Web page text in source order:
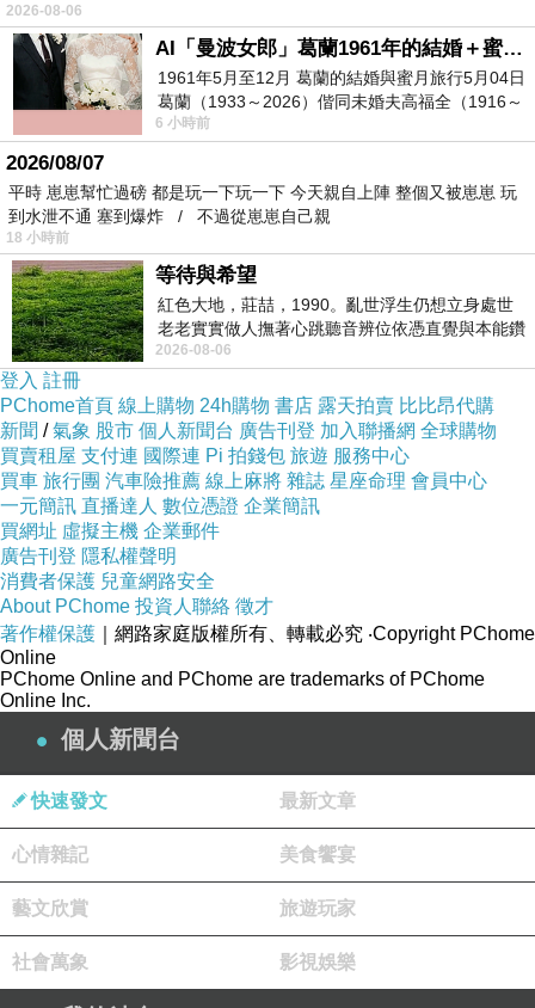
兩人房採套房式設計，提供衛浴設備。
幸福小巷由一對年輕夫妻共同經營，兩人親和力很夠、接洽互動很融
洽。
一樓與二樓採木頭階梯，另附止滑設計，樓焍比較陡些、年長及幼小者
必須多注意安全。
幸福小巷位於安平區離附近主要觀光景點皆頗近、生活機能也不錯，外
頭有文章牛肉湯。
台南安平幸福小巷
電話：0938-755-021.0936-136-891
地址：台南市安平區安平路跟安北路叉差路口(近7-11)
官網：http://anpinglane.okgo.tw/room.html
延伸閱讀：
【體驗】台南 五條港府城伴手禮(夏威夷豆塔、杏仁原味牛軋糖、南棗
核桃糕)
http://mypaper.pchome.com.tw/mahe0099/post/1323140544
紫川琪灩-食「台南-北區」小北成功夜市-NeoC新世紀&瑞記東山鴨頭&
速立邁沙威瑪&一派胡塩-臭豆腐
http://mypaper.pchome.com.tw/mahe0099/post/1322518952
(D7000) 台南‧安平韭菜盒子、義豐冬瓜、阿龍香腸熟肉
2026-08-06
AI「曼波女郎」葛蘭1961年的結婚＋蜜月旅行 #戀上老電影 #葛蘭 #粟子
1961年5月至12月 葛蘭的結婚與蜜月旅行5月04日
葛蘭（1933～2026）偕同未婚夫高福全（1916～
2004）乘郵輪赴倫敦6月15日於英國倫敦St.S
6 小時前
2026/08/07
平時 崽崽幫忙過磅 都是玩一下玩一下 今天親自上陣 整個又被崽崽 玩
到水泄不通 塞到爆炸 / 不過從崽崽自己親
18 小時前
等待與希望
紅色大地，莊喆，1990。亂世浮生仍想立身處世
老老實實做人撫著心跳聽音辨位依憑直覺與本能鑽
向裂隙的亮處探索另一個心聲另一個共鳴的
2026-08-06
登入 註冊
PChome首頁 線上購物 24h購物 書店 露天拍賣 比比昂代購
新聞 /氣象 股市 個人新聞台 廣告刊登 加入聯播網 全球購物
買賣租屋 支付連 國際連 Pi 拍錢包 旅遊 服務中心
買車 旅行團 汽車險推薦 線上麻將 雜誌 星座命理 會員中心
一元簡訊 直播達人 數位憑證 企業簡訊
買網址 虛擬主機 企業郵件
廣告刊登 隱私權聲明
消費者保護 兒童網路安全
About PChome 投資人聯絡 徵才
著作權保護 ｜網路家庭版權所有、轉載必究 ‧Copyright PChome
Online
PChome Online and PChome are trademarks of PChome
Online Inc.
個人新聞台
快速發文 最新文章
心情雜記 美食饗宴
藝文欣賞 旅遊玩家
社會萬象 影視娛樂